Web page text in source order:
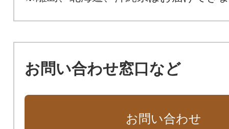
お問い合わせ窓口など
お問い合わせ